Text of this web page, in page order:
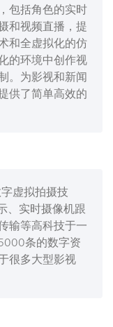
包括角色的实时
和视频直播，提
和全虚拟化的仿
的环境中创作视
。为影视和新闻
供了简单高效的
虚拟拍摄技
、实时摄像机跟
输等⾼科技于一
条的数字资
很多大型影视